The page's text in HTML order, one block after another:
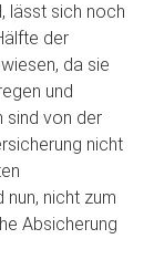
lässt sich noch
der
da sie
und
sind von der
nicht
nicht zum
Absicherung